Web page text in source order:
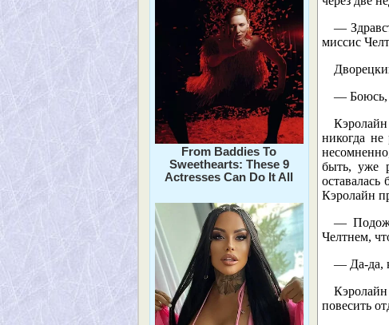
From Baddies To
Sweethearts: These 9
Actresses Can Do It All
—
миссис
— Боюсь,
никогда не
быть, уже
Кэролайн
—
Челтнем,
— Да-да,
повесить